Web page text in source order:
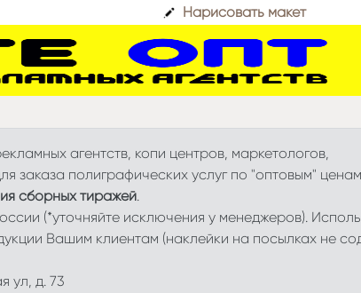
Нарисовать макет
агентств, копи центров, маркетологов,
заказа полиграфических услуг по "оптовым"
сборных тиражей.
(*уточняйте исключения у менеджеров).
Вашим клиентам (наклейки на посылках не
ул, д. 73